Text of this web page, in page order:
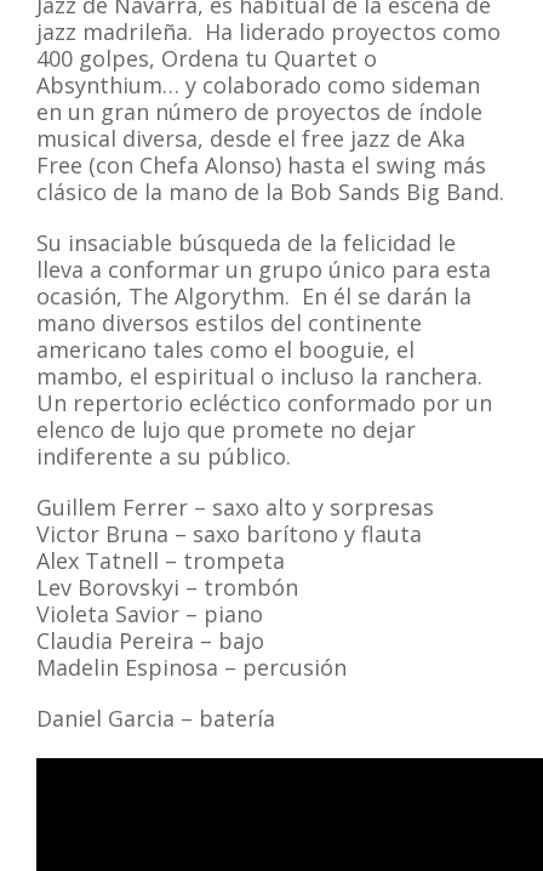
jazz madrileña. Ha liderado proyectos como
400 golpes, Ordena tu Quartet o
Absynthium… y colaborado como sideman
en un gran número de proyectos de índole
musical diversa, desde el free jazz de Aka
Free (con Chefa Alonso) hasta el swing más
clásico de la mano de la Bob Sands Big Band.
Su insaciable búsqueda de la felicidad le
lleva a conformar un grupo único para esta
ocasión, The Algorythm. En él se darán la
mano diversos estilos del continente
americano tales como el booguie, el
mambo, el espiritual o incluso la ranchera.
Un repertorio ecléctico conformado por un
elenco de lujo que promete no dejar
indiferente a su público.
Guillem Ferrer – saxo alto y sorpresas
Victor Bruna – saxo barítono y flauta
Alex Tatnell – trompeta
Lev Borovskyi – trombón
Violeta Savior – piano
Claudia Pereira – bajo
Madelin Espinosa – percusión
Daniel Garcia – batería